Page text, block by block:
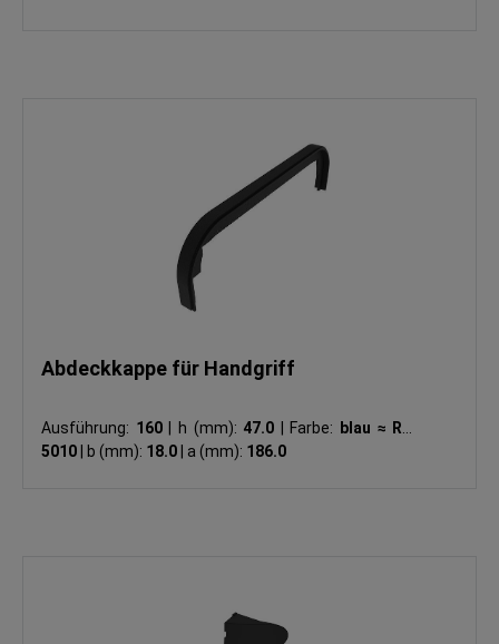
Abdeckkappe für Handgriff
Ausführung: 160 h (mm): 47.0 Farbe:
blau ≈ RAL
5010
b (mm): 18.0 a (mm): 186.0